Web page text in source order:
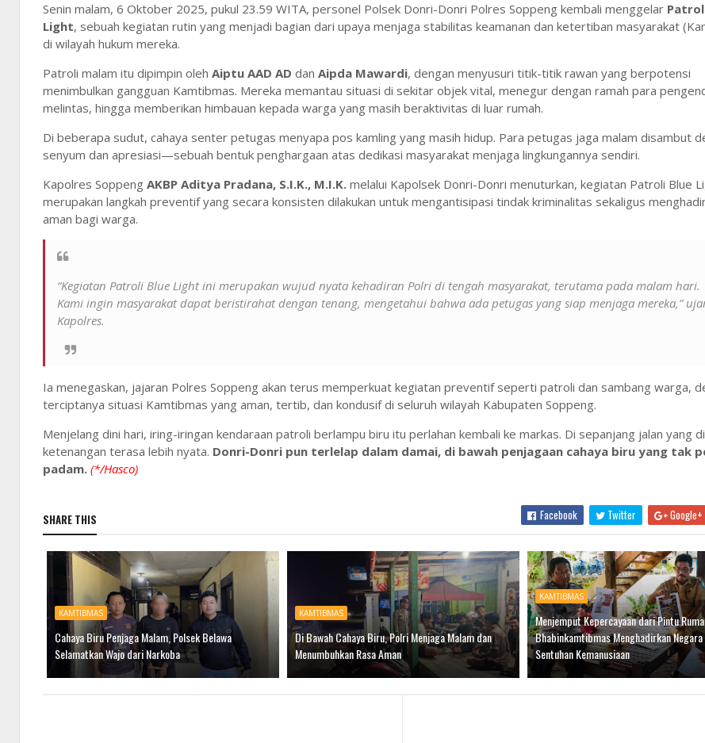
Senin malam, 6 Oktober 2025, pukul 23.59 WITA, personel Polsek Donri-Donri Polres Soppeng kembali menggelar
Light, sebuah kegiatan rutin yang menjadi bagian dari upaya menjaga stabilitas keamanan dan ketertiban masyarakat
di wilayah hukum mereka.
Patroli malam itu dipimpin oleh Aiptu AAD AD dan Aipda Mawardi, dengan menyusuri titik-titik rawan yang berpotensi
menimbulkan gangguan Kamtibmas. Mereka memantau situasi di sekitar objek vital, menegur dengan ramah para
melintas, hingga memberikan himbauan kepada warga yang masih beraktivitas di luar rumah.
Di beberapa sudut, cahaya senter petugas menyapa pos kamling yang masih hidup. Para petugas jaga malam disambut
senyum dan apresiasi—sebuah bentuk penghargaan atas dedikasi masyarakat menjaga lingkungannya sendiri.
Kapolres Soppeng AKBP Aditya Pradana, S.I.K., M.I.K. melalui Kapolsek Donri-Donri menuturkan, kegiatan Patroli Blue
merupakan langkah preventif yang secara konsisten dilakukan untuk mengantisipasi tindak kriminalitas sekaligus
aman bagi warga.
“Kegiatan Patroli Blue Light ini merupakan wujud nyata kehadiran Polri di tengah masyarakat, terutama pada malam hari.
Kami ingin masyarakat dapat beristirahat dengan tenang, mengetahui bahwa ada petugas yang siap menjaga mereka,”
Kapolres.
Ia menegaskan, jajaran Polres Soppeng akan terus memperkuat kegiatan preventif seperti patroli dan sambang warga,
terciptanya situasi Kamtibmas yang aman, tertib, dan kondusif di seluruh wilayah Kabupaten Soppeng.
Menjelang dini hari, iring-iringan kendaraan patroli berlampu biru itu perlahan kembali ke markas. Di sepanjang jalan yang
ketenangan terasa lebih nyata. Donri-Donri pun terlelap dalam damai, di bawah penjagaan cahaya biru yang tak
padam. (*/Hasco)
SHARE THIS Facebook Twitter Google+
KAMTIBMAS
Cahaya Biru Penjaga Malam, Polsek Belawa
Selamatkan Wajo dari Narkoba
KAMTIBMAS
Di Bawah Cahaya Biru, Polri Menjaga Malam dan
Menumbuhkan Rasa Aman
KAMTIBMAS
Menjemput Kepercayaan dari Pintu
Bhabinkamtibmas Menghadirkan Negara
Sentuhan Kemanusiaan